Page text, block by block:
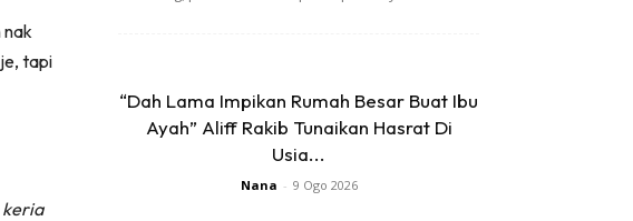
tapi
keria
“Dah Lama Impikan Rumah Besar Buat Ibu
Ayah” Aliff Rakib Tunaikan Hasrat Di
Usia...
Nana - 9 Ogo 2026